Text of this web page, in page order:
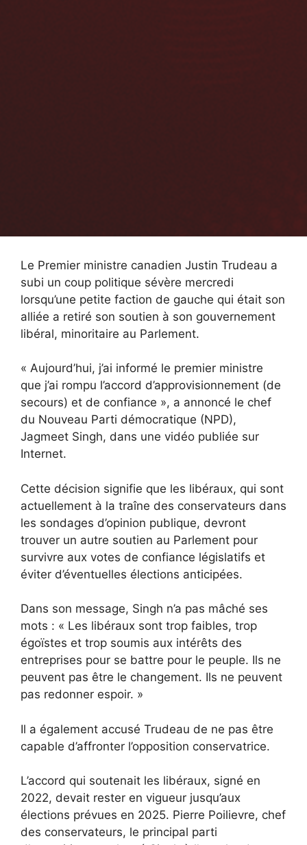
Le Premier ministre canadien Justin Trudeau a
subi un coup politique sévère mercredi
lorsqu’une petite faction de gauche qui était son
alliée a retiré son soutien à son gouvernement
libéral, minoritaire au Parlement.
« Aujourd’hui, j’ai informé le premier ministre
que j’ai rompu l’accord d’approvisionnement (de
secours) et de confiance », a annoncé le chef
du Nouveau Parti démocratique (NPD),
Jagmeet Singh, dans une vidéo publiée sur
Internet.
Cette décision signifie que les libéraux, qui sont
actuellement à la traîne des conservateurs dans
les sondages d’opinion publique, devront
trouver un autre soutien au Parlement pour
survivre aux votes de confiance législatifs et
éviter d’éventuelles élections anticipées.
Dans son message, Singh n’a pas mâché ses
mots : « Les libéraux sont trop faibles, trop
égoïstes et trop soumis aux intérêts des
entreprises pour se battre pour le peuple. Ils ne
peuvent pas être le changement. Ils ne peuvent
pas redonner espoir. »
Il a également accusé Trudeau de ne pas être
capable d’affronter l’opposition conservatrice.
L’accord qui soutenait les libéraux, signé en
2022, devait rester en vigueur jusqu’aux
élections prévues en 2025. Pierre Poilievre, chef
des conservateurs, le principal parti